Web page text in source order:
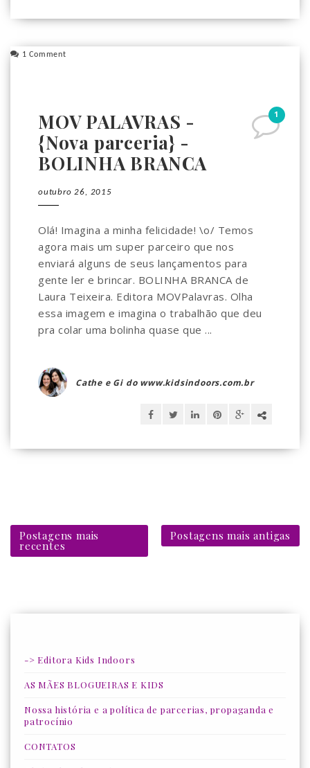
1 Comment
1
MOV PALAVRAS -
{Nova parceria} -
BOLINHA BRANCA
outubro 26, 2015
Olá! Imagina a minha felicidade! \o/ Temos
agora mais um super parceiro que nos
enviará alguns de seus lançamentos para
gente ler e brincar. BOLINHA BRANCA de
Laura Teixeira. Editora MOVPalavras. Olha
essa imagem e imagina o trabalhão que deu
pra colar uma bolinha quase que ...
Cathe e Gi do www.kidsindoors.com.br
Postagens mais
recentes
Postagens mais antigas
-> Editora Kids Indoors
AS MÃES BLOGUEIRAS E KIDS
Nossa história e a política de parcerias, propaganda e
patrocínio
CONTATOS